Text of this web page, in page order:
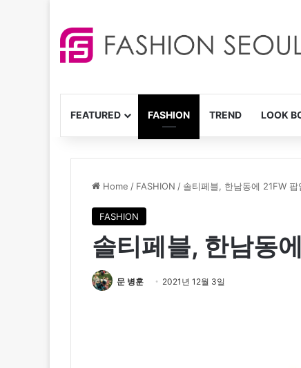
FEATURED FASHION TREND LOOK
Home / FASHION / 솔티페블, 한남동에 21FW 팝
FASHION
솔티페블, 한남동
문 병훈 2021년 12월 3일